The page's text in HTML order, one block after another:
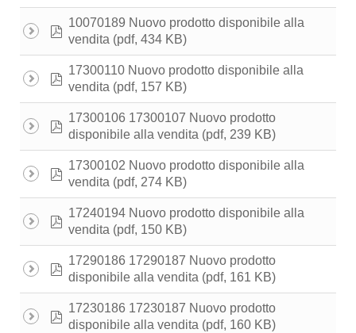
pdf
10070189 Nuovo prodotto disponibile alla
vendita (pdf, 434 KB)
pdf
17300110 Nuovo prodotto disponibile alla
vendita (pdf, 157 KB)
pdf
17300106 17300107 Nuovo prodotto
disponibile alla vendita (pdf, 239 KB)
pdf
17300102 Nuovo prodotto disponibile alla
vendita (pdf, 274 KB)
pdf
17240194 Nuovo prodotto disponibile alla
vendita (pdf, 150 KB)
pdf
17290186 17290187 Nuovo prodotto
disponibile alla vendita (pdf, 161 KB)
pdf
17230186 17230187 Nuovo prodotto
disponibile alla vendita (pdf, 160 KB)